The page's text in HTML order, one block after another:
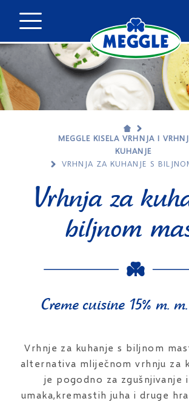
MEGGLE KISELA VRHNJA I
KUHANJE
VRHNJA ZA KUHANJE S
Vrhnja za
biljnom
Creme cuisine 15% m.
Vrhnje za kuhanje s biljnom
alternativa mliječnom vrhnju za
je pogodno za zgušnjivanje
umaka,kremastih juha i druge